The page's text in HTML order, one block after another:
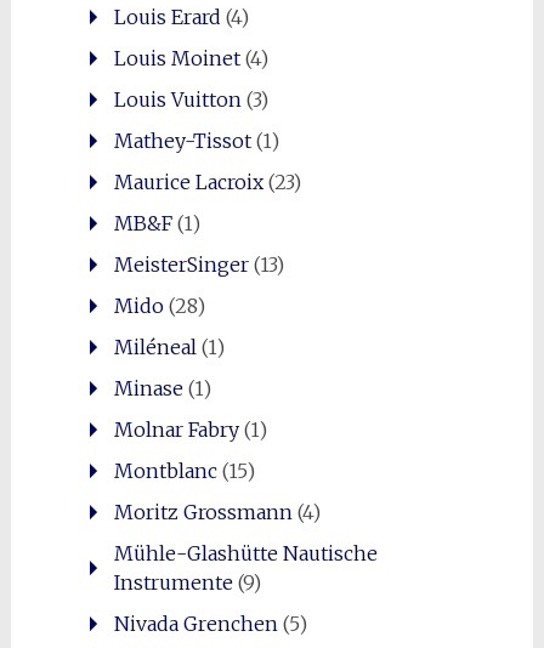
Louis Erard (4)
Louis Moinet(4)
Louis Vuitton (3)
Mathey-Tissot(1)
Maurice Lacroix(23)
MB&F(1)
MeisterSinger(13)
Mido(28)
Miléneal (1)
Minase(1)
Molnar Fabry(1)
Montblanc(15)
Moritz Grossmann (4)
Mühle-Glashütte Nautische
Instrumente(9)
Nivada Grenchen (5)